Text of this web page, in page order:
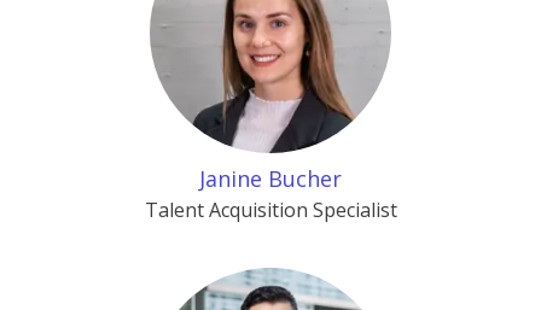
Janine Bucher
Talent Acquisition Specialist